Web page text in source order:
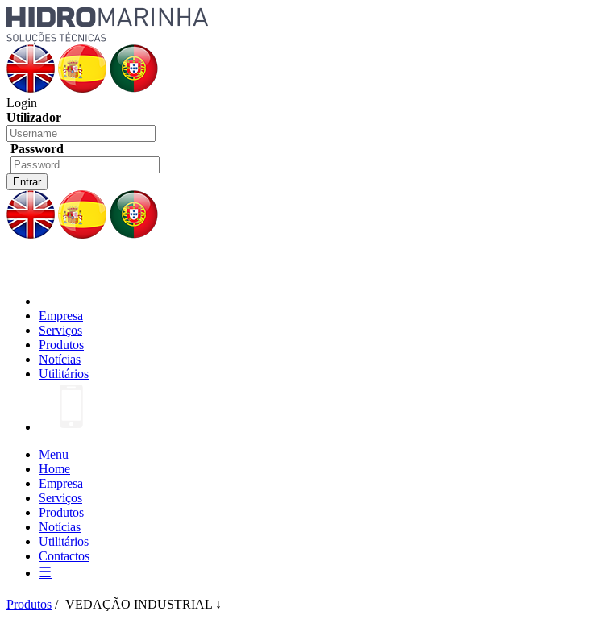
Login
Utilizador
Password
Empresa
Serviços
Produtos
Notícias
Utilitários
Menu
Home
Empresa
Serviços
Produtos
Notícias
Utilitários
Contactos
☰
Produtos / VEDAÇÃO INDUSTRIAL ↓